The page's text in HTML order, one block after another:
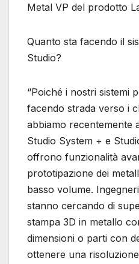
Metal VP del prodotto
Quanto sta facendo il
Studio?
“Poiché i nostri sistemi
facendo strada verso i
abbiamo recentemente
Studio System + e
offrono funzionalità
prototipazione dei
basso volume.
stanno cercando di
stampa 3D in metallo
dimensioni o parti con
ottenere una